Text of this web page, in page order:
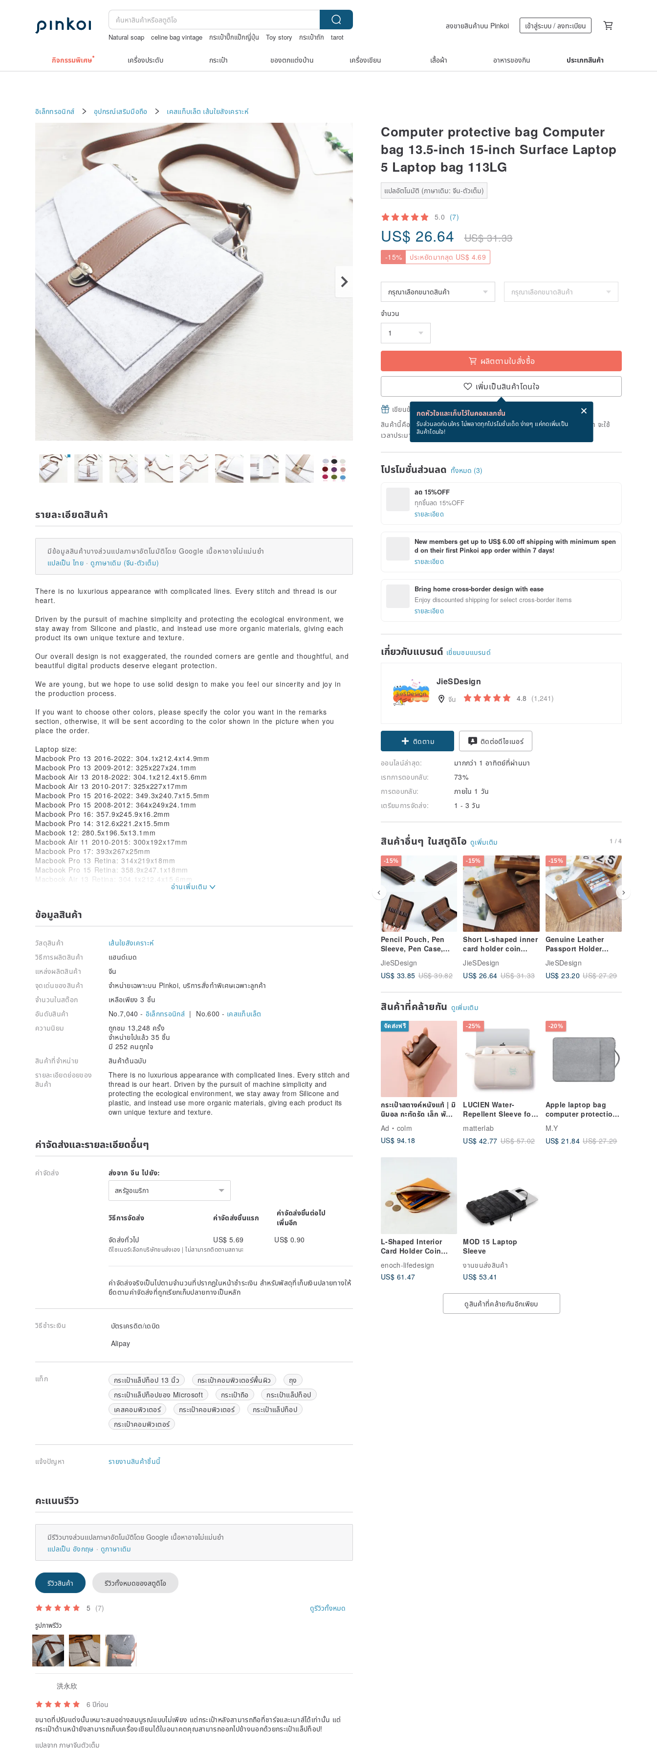
Natural soap celine bag vintage กระเป๋าปิ๊กแป๊กญี่ปุ่น Toy story กระเป๋าถัก
tarot
ลงขายสินค้าบน Pinkoi เข้าสู่ระบบ / ลงทะเบียน
กิจกรรมพิเศษ เครื่องประดับ กระเป๋า ของตกแต่งบ้าน เครื่องเขียน เสื้อผ้า อาหารของกิน ประเภทสินค้า
อิเล็กทรอนิกส์ อุปกรณ์เสริมมือถือ เคสแท็บเล็ต เส้นใยสังเคราะห์
Computer protective bag Computer
bag 13.5-inch 15-inch Surface Laptop
5 Laptop bag 113LG
แปลอัตโนมัติ (ภาษาเดิม: จีน-ตัวเต็ม)
5.0 (7)
US$ 26.64 US$31.33
-15% ประหยัดมากสุด US$ 4.69
จำนวน
ผลิตตามใบสั่งซื้อ
เพิ่มเป็นสินค้าโดนใจ
กดหัวใจและเก็บไว้ในคอลเลกชั่น
รับส่วนลดก่อนใคร ไม่พลาดทุกโปรโมชั่นเด็ด ง่ายๆ แค่กดเพิ่มเป็น
สินค้าโดนใจ!
เขียนข้อความและส่ง eCard ฟรีเมื่อซื้อสินค้า!
สินค้านี้คือ "สินค้าผลิตตามใบสั่งซื้อ" หลังจากที่ชำระเงินถึงวันที่จะจัดส่งสินค้า จะใช้
เวลาประมาณ 3 วันทางการในการผลิตสินค้า (ไม่รวมวันหยุด)
โปรโมชั่นส่วนลด ทั้งหมด (3)
ลด 15%OFF
ทุกชิ้นลด 15%OFF
รายละเอียด
New members get up to US$ 6.00 off shipping with minimum spen
d on their first Pinkoi app order within 7 days!
รายละเอียด
Bring home cross-border design with ease
Enjoy discounted shipping for select cross-border items
รายละเอียด
เกี่ยวกับแบรนด์ เยี่ยมชมแบรนด์
JieSDesign
จีน 4.8 (1,241)
ติดตาม ติดต่อดีไซเนอร์
ออนไลน์ล่าสุด:
มากกว่า 1 อาทิตย์ที่ผ่านมา
เรทการตอบกลับ:
73%
การตอบกลับ:
ภายใน 1 วัน
เตรียมการจัดส่ง:
1 - 3 วัน
สินค้าอื่นๆ ในสตูดิโอ ดูเพิ่มเติม 1 / 4
-15%
Pencil Pouch, Pen
Sleeve, Pen Case,
Fountain Pen Holder,
Leather Pencil Case,
Stationery, Organizer
JieSDesign
US$ 33.85 US$ 39.82
-15%
Short L-shaped inner
card holder coin
purse zipper short
clip crazy horse
leather zipper wallet
JieSDesign
US$ 26.64 US$ 31.33
-15%
Genuine Leather
Passport Holder
Passport Cover
Registration
Certificate Passport
Organizer Passport
JieSDesign
US$ 23.20 US$ 27.29
สินค้าที่คล้ายกัน ดูเพิ่มเติม
จัดส่งฟรี
กระเป๋าสตางค์หนังแท้ | มิ
นิมอล กะทัดรัด เล็ก พับ
สามทบ บาง | หนังฟอก
ฝาด
Ad
colm
US$ 94.18
-25%
LUCIEN Water-
Repellent Sleeve for
MacBook Air 13 / Pro
14 - Shell Beige 14-
inch Laptop Bag
matterlab
US$ 42.77 US$ 57.02
-20%
Apple laptop bag
computer protection
bag computer bag
storage bag
12/13/14/15/15.6 inch
M.Y
US$ 21.84 US$ 27.29
L-Shaped Interior
Card Holder Coin
Tanned Leather /
Genuine Leather /
enoch-lifedesign
US$ 61.47
MOD 15 Laptop
Sleeve
งานขนส่งสินค้า
US$ 53.41
ดูสินค้าที่คล้ายกันอีกเพียบ
รายละเอียดสินค้า
มีข้อมูลสินค้าบางส่วนแปลภาษาอัตโนมัติโดย Google เนื้อหาอาจไม่แม่นยำ
แปลเป็น ไทย
ดูภาษาเดิม (จีน-ตัวเต็ม)
There is no luxurious appearance with complicated lines. Every stitch and thread is our
heart.
Driven by the pursuit of machine simplicity and protecting the ecological environment, we
stay away from Silicone and plastic, and instead use more organic materials, giving each
product its own unique texture and texture.
Our overall design is not exaggerated, the rounded corners are gentle and thoughtful, and
beautiful digital products deserve elegant protection.
We are young, but we hope to use solid design to make you feel our sincerity and joy in
the production process.
If you want to choose other colors, please specify the color you want in the remarks
section, otherwise, it will be sent according to the color shown in the picture when you
place the order.
Laptop size:
Macbook Pro 13 2016-2022: 304.1x212.4x14.9mm
Macbook Pro 13 2009-2012: 325x227x24.1mm
Macbook Air 13 2018-2022: 304.1x212.4x15.6mm
Macbook Air 13 2010-2017: 325x227x17mm
Macbook Pro 15 2016-2022: 349.3x240.7x15.5mm
Macbook Pro 15 2008-2012: 364x249x24.1mm
Macbook Pro 16: 357.9x245.9x16.2mm
Macbook Pro 14: 312.6x221.2x15.5mm
Macbook 12: 280.5x196.5x13.1mm
Macbook Air 11 2010-2015: 300x192x17mm
Macbook Pro 17: 393x267x25mm
Macbook Pro 13 Retina: 314x219x18mm
Macbook Pro 15 Retina: 358.9x247.1x18mm
Macbook Air 13 Retina: 304.1x212.4x15.6mm
Surface Go 3: 245x175x8.3mm
Surface Pro 7: 292.1x201.42x8.5mm
Surface Laptop SE: 283.7x193x17.85mm
Surface Laptop 4 13.5”: 308x223x14.5mm
Surface Laptop 4 15”: 339.5x244x14.7mm
Surface Book 3 13.5”: 312.3x232.1x22.8mm
Surface Book 3 15”: 343x251x23mm
Surface Laptop Studio: 323.28x228.32x18.94mm
iPad Mini 8.3”:195.4x134.8x6.3mm
iPad 10.2”: 250.6x174.1x7.5mm
iPad Air 10.9”: 247.6x178.5x6.1mm
iPad Pro 11”: 247.6x178.5x5.9mm
iPad Pro 12.9”: 305.7x220.6x6.9mm
Remarkable 2: 187x246x4.7mm
Welcome to customize:
Laptops of all brands can be customized. If you have special needs, please contact me.
Please note clearly the model and size of the laptop: length (L) width (W) height (H).
Please be sure to check the correct size on the official website, and we can customize it
Not washable, it is recommended to dry clean or wipe gently with a damp cloth.
If ironing is required, it is recommended to use a layer of cotton cloth.
It is normal for hair balls to appear during use. It is recommended to use a hair ball
The color of the product image is slightly different due to differences in computer screen
settings. The actual color of the product received shall prevail.
Origin/manufacturing method
ข้อมูลสินค้า
วัสดุสินค้า
เส้นใยสังเคราะห์
วิธีการผลิตสินค้า
แฮนด์เมด
แหล่งผลิตสินค้า
จีน
จุดเด่นของสินค้า
จำหน่ายเฉพาะบน Pinkoi, บริการสั่งทำพิเศษเฉพาะลูกค้า
จำนวนในสต๊อก
เหลือเพียง 3 ชิ้น
อันดับสินค้า
No.7,040 - อิเล็กทรอนิกส์ | No.600 - เคสแท็บเล็ต
ความนิยม
ถูกชม 13,248 ครั้ง
จำหน่ายไปแล้ว 35 ชิ้น
มี 252 คนถูกใจ
สินค้าที่จำหน่าย
สินค้าต้นฉบับ
รายละเอียดย่อยของ
สินค้า
There is no luxurious appearance with complicated lines. Every stitch and
thread is our heart. Driven by the pursuit of machine simplicity and
protecting the ecological environment, we stay away from Silicone and
plastic, and instead use more organic materials, giving each product its
own unique texture and texture.
ค่าจัดส่งและรายละเอียดอื่นๆ
ค่าจัดส่ง ส่งจาก จีน ไปยัง:
สหรัฐอเมริกา
วิธีการจัดส่ง ค่าจัดส่งชิ้นแรก
ค่าจัดส่งชิ้นต่อไป
เพิ่มอีก
จัดส่งทั่วไป
US$ 5.69 US$ 0.90
ดีไซเนอร์เลือกบริษัทขนส่งเอง | ไม่สามารถติดตามสถานะ
ค่าจัดส่งจริงเป็นไปตามจำนวนที่ปรากฏในหน้าชำระเงิน สำหรับพัสดุที่เก็บเงินปลายทางให้
ยึดตามค่าจัดส่งที่ถูกเรียกเก็บปลายทางเป็นหลัก
วิธีชำระเงิน
บัตรเครดิต/เดบิด
Alipay
แท็ก กระเป๋าแล็ปท็อป 13 นิ้ว กระเป๋าคอมพิวเตอร์พื้นผิว
ถุง
กระเป๋าแล็ปท็อปของ Microsoft
กระเป๋าถือ
กระเป๋าแล็ปท็อป
เคสคอมพิวเตอร์
กระเป๋าคอมพิวเตอร์
กระเป๋าแล็ปท็อป
กระเป๋าคอมพิวเตอร์
แจ้งปัญหา รายงานสินค้าชิ้นนี้
คะแนนรีวิว
มีรีวิวบางส่วนแปลภาษาอัตโนมัติโดย Google เนื้อหาอาจไม่แม่นยำ
แปลเป็น อังกฤษ
ดูภาษาเดิม
รีวิวสินค้า รีวิวทั้งหมดของสตูดิโอ
5 (7) ดูรีวิวทั้งหมด
รูปภาพรีวิว
洪永欣
6 ปีก่อน
ขนาดที่ปรับแต่งนั้นเหมาะสมอย่างสมบูรณ์แบบไม่เพียง แต่กระเป๋าหลังสามารถถือที่ชาร์จและเมาส์ได้เท่านั้น แต่
กระเป๋าด้านหน้ายังสามารถเก็บเครื่องเขียนได้ในอนาคตคุณสามารถออกไปข้างนอกด้วยกระเป๋าแล็ปท็อป!
แปลจาก ภาษาจีนตัวเต็ม